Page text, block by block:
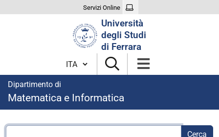
Servizi Online
Università
degli Studi
di Ferrara
Cambia lingua
Dipartimento di
Matematica e Informatica